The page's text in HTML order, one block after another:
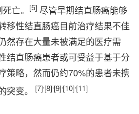
亡。 [5] 尽管早期结直肠癌能够
移性结直肠癌目前治疗结果不佳
然存在大量未被满足的医疗需
结直肠癌患者或可受益于基于分
策略，然而仍约70%的患者未携
突变。
[7],[8],[9],[10],[11]